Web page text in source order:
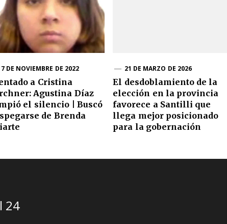
7 DE NOVIEMBRE DE 2022
a Cristina
Agustina Díaz
el silencio | Buscó
de Brenda
21 DE MARZO DE 2026
El desdoblamiento de la
elección en la provincia
favorece a Santilli que
llega mejor posicionado
para la gobernación
24